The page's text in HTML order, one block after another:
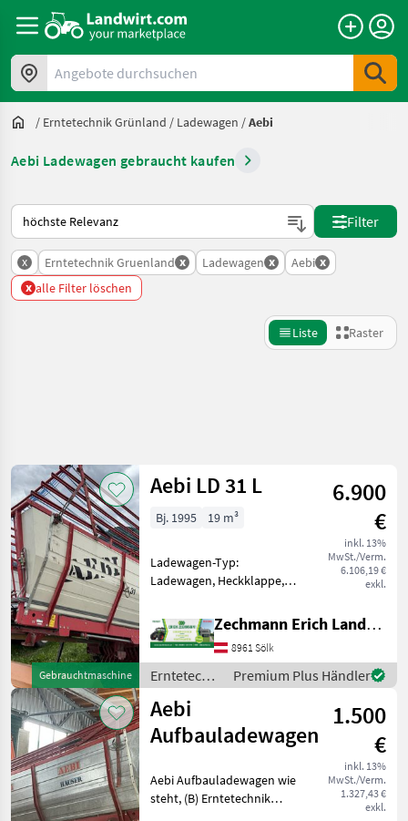
Angebote durchsuchen
/ Erntetechnik Grünland / Ladewagen /Aebi
Aebi Ladewagen gebraucht kaufen
So wird auf Landwirt.com sortiert
Filter
x Erntetechnik Gruenland x Ladewagen x Aebi x
x alle Filter löschen
Liste Raster
Kategorie 4 Land Filter
AKTUELLER
PFAD
Landtechnik
Erntetechnik
Gruenland
Ladewagen
KATEGORIE
WÄHLEN
Aebi
Pöttinger
Zurücksetzen
Ergebnisse
anzeigen
Gebrauchtmaschine
Aebi LD 31 L
6.900
€
inkl. 13%
MwSt./Verm.
6.106,19 €
exkl.
Bj. 1995 19 m³
Ladewagen-Typ:
Ladewagen, Heckklappe,
Aufbauladewagen sehr
schöner gebrauchter
Aufbau-Ladewagen -
passend zu Aebi
Transportern mit langem
Radstand - 19
Zechmann Erich Landmaschinen-Portalbau
8961 Sölk
Erntetechnik
Grünland /
Aebi
Premium Plus Händler
Aebi
Aufbauladewagen
1.500
€
inkl. 13%
MwSt./Verm.
1.327,43 €
exkl.
Aebi Aufbauladewagen wie
steht, (B) Erntetechnik